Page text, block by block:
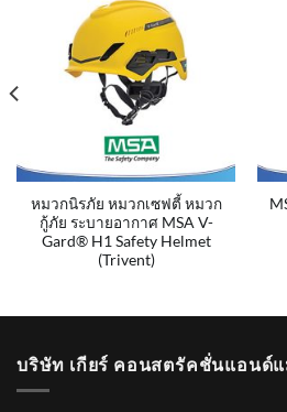
หมวกนิรภัย หมวกเซฟตี้ หมวก
กู้ภัย ระบายอากาศ MSA V-
Gard® H1 Safety Helmet
(Trivent)
บริษัท เกียร์ คอนสตรัคชั่นแอนด์